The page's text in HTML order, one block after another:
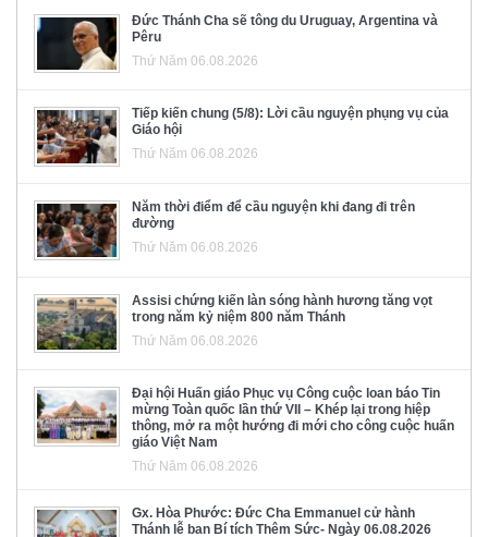
Đức Thánh Cha sẽ tông du Uruguay, Argentina và
Pêru
Thứ Năm 06.08.2026
Tiếp kiến chung (5/8): Lời cầu nguyện phụng vụ của
Giáo hội
Thứ Năm 06.08.2026
Năm thời điểm để cầu nguyện khi đang đi trên
đường
Thứ Năm 06.08.2026
Assisi chứng kiến làn sóng hành hương tăng vọt
trong năm kỷ niệm 800 năm Thánh
Thứ Năm 06.08.2026
Đại hội Huấn giáo Phục vụ Công cuộc loan báo Tin
mừng Toàn quốc lần thứ VII – Khép lại trong hiệp
thông, mở ra một hướng đi mới cho công cuộc huấn
giáo Việt Nam
Thứ Năm 06.08.2026
Gx. Hòa Phước: Đức Cha Emmanuel cử hành
Thánh lễ ban Bí tích Thêm Sức- Ngày 06.08.2026